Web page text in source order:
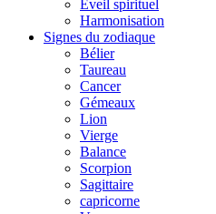
Eveil spirituel
Harmonisation
Signes du zodiaque
Bélier
Taureau
Cancer
Gémeaux
Lion
Vierge
Balance
Scorpion
Sagittaire
capricorne